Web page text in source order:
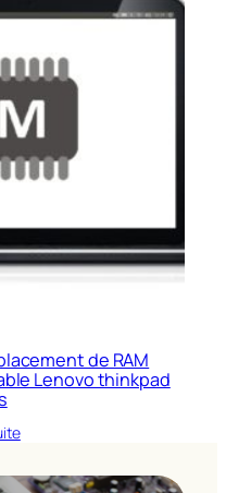
de RAM
Lenovo thinkpad